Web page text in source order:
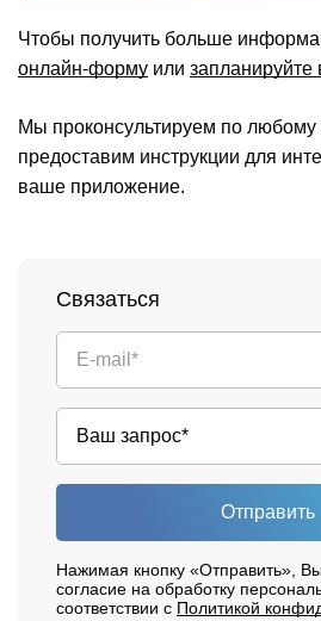
Чтобы получить больше
онлайн-форму или запланируйте
Мы проконсультируем по любому
предоставим инструкции для
ваше приложение.
Связаться
Отправить
Нажимая кнопку «Отправить»,
согласие на обработку
соответствии с Политикой